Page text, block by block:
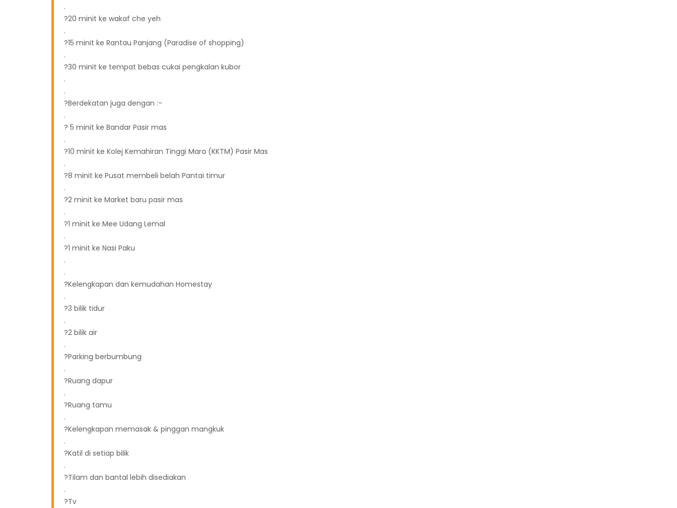
.
?20 minit ke wakaf che yeh
.
?15 minit ke Rantau Panjang (Paradise of shopping)
.
?30 minit ke tempat bebas cukai pengkalan kubor
.
.
?Berdekatan juga dengan :-
.
? 5 minit ke Bandar Pasir mas
.
?10 minit ke Kolej Kemahiran Tinggi Mara (KKTM) Pasir Mas
.
?8 minit ke Pusat membeli belah Pantai timur
.
?2 minit ke Market baru pasir mas
.
?1 minit ke Mee Udang Lemal
.
?1 minit ke Nasi Paku
.
.
?Kelengkapan dan kemudahan Homestay
.
?3 bilik tidur
.
?2 bilik air
.
?Parking berbumbung
.
?Ruang dapur
.
?Ruang tamu
.
?Kelengkapan memasak & pinggan mangkuk
.
?Katil di setiap bilik
.
?Tilam dan bantal lebih disediakan
.
?Tv